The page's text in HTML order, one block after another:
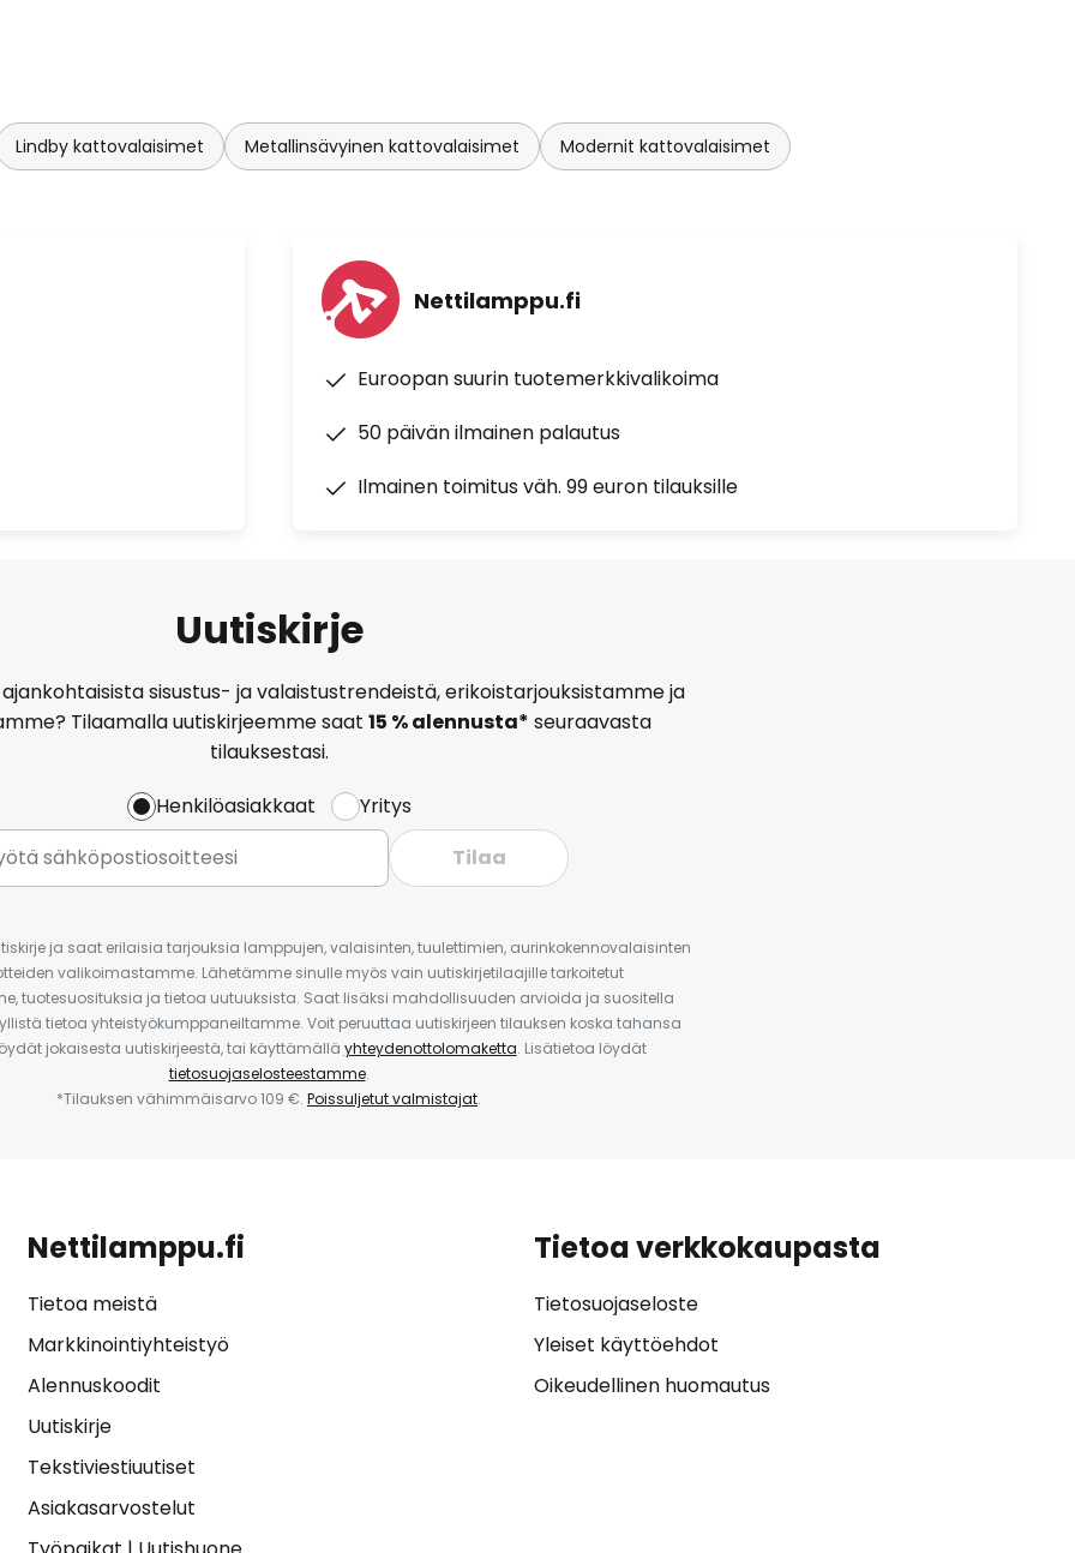
Lindby kattovalaisimet Metallinsävyinen kattovalaisimet Modernit kattovalaisimet
Nettilamppu.fi
Euroopan suurin tuotemerkkivalikoima
50 päivän ilmainen palautus
Ilmainen toimitus väh. 99 euron tilauksille
Uutiskirje
sisustus- ja valaistustrendeistä, erikoistarjouksistamme ja
Tilaamalla uutiskirjeemme saat 15 % alennusta* seuraavasta
tilauksestasi.
Henkilöasiakkaat
Yritys
Tilaa
ja saat erilaisia tarjouksia lamppujen, valaisinten, tuulettimien, aurinkokennovalaisinten
valikoimastamme. Lähetämme sinulle myös vain uutiskirjetilaajille tarkoitetut
tuotesuosituksia ja tietoa uutuuksista. Saat lisäksi mahdollisuuden arvioida ja suositella
tietoa yhteistyökumppaneiltamme. Voit peruuttaa uutiskirjeen tilauksen koska tahansa
jokaisesta uutiskirjeestä, tai käyttämällä yhteydenottolomaketta. Lisätietoa löydät
tietosuojaselosteestamme.
*Tilauksen vähimmäisarvo 109 €. Poissuljetut valmistajat.
Nettilamppu.fi
Tietoa meistä
Markkinointiyhteistyö
Alennuskoodit
Uutiskirje
Tekstiviestiuutiset
Asiakasarvostelut
Tietoa verkkokaupasta
Tietosuojaseloste
Yleiset käyttöehdot
Oikeudellinen huomautus